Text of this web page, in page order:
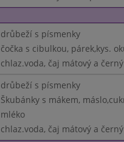
drůbeží s písmenky
čočka s cibulkou, párek,kys.
chlaz.voda, čaj mátový a černý
drůbeží s písmenky
Škubánky s mákem,
mléko
chlaz.voda, čaj mátový a černý